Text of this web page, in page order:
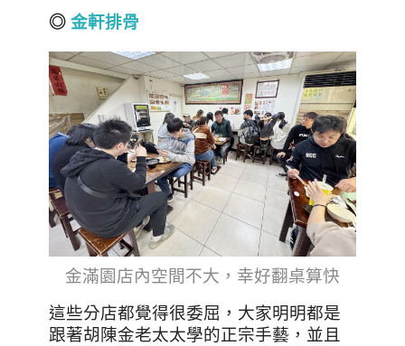
◎ 金軒排骨
金滿園店內空間不大，幸好翻桌算快
這些分店都覺得很委屈，大家明明都是
跟著胡陳金老太太學的正宗手藝，並且